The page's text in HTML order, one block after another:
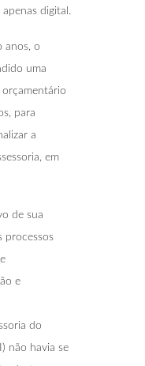
digital.
anos, o
uma
para
a
em
de sua
processos
e
do
não havia se